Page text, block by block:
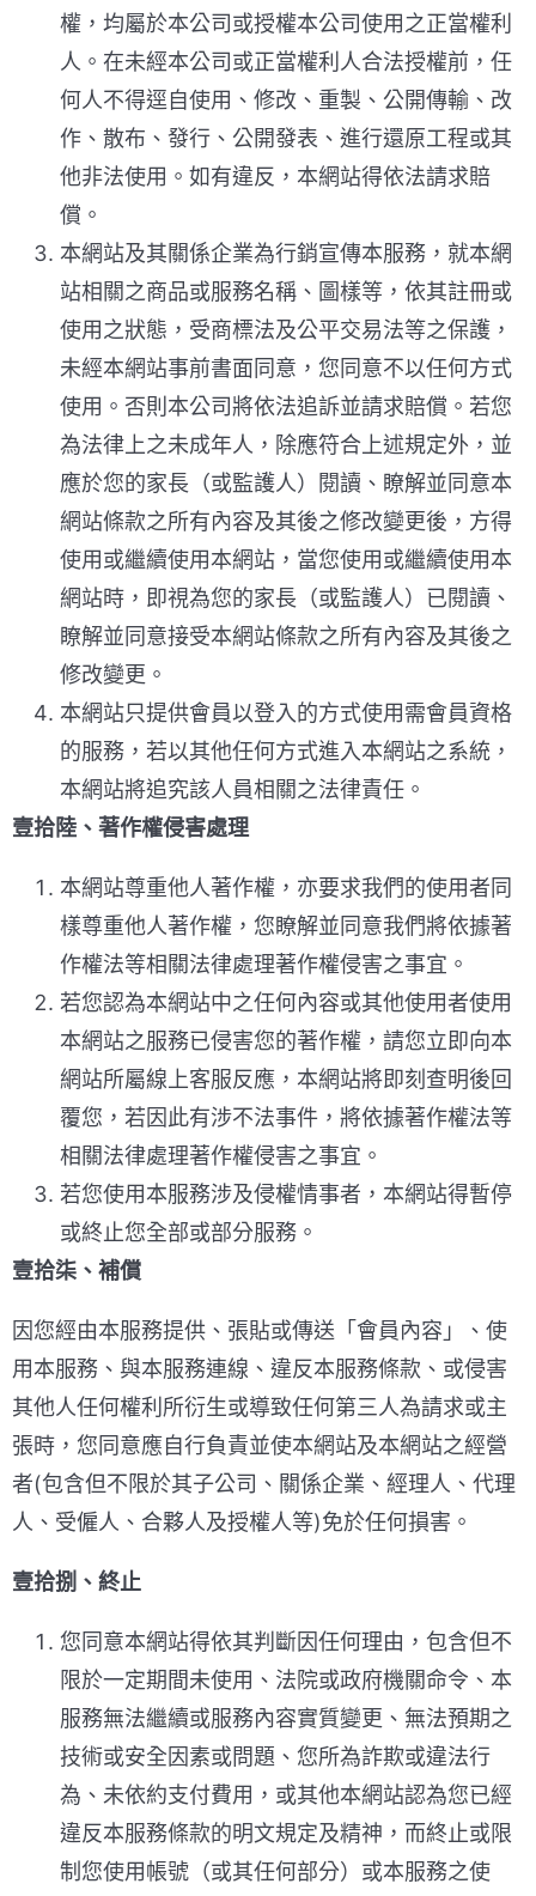
權，均屬於本公司或授權本公司使用之正當權利
人。在未經本公司或正當權利人合法授權前，任
何人不得逕自使用、修改、重製、公開傳輸、改
作、散布、發行、公開發表、進行還原工程或其
他非法使用。如有違反，本網站得依法請求賠
償。
本網站及其關係企業為行銷宣傳本服務，就本網
站相關之商品或服務名稱、圖樣等，依其註冊或
使用之狀態，受商標法及公平交易法等之保護，
未經本網站事前書面同意，您同意不以任何方式
使用。否則本公司將依法追訴並請求賠償。若您
為法律上之未成年人，除應符合上述規定外，並
應於您的家長（或監護人）閱讀、瞭解並同意本
網站條款之所有內容及其後之修改變更後，方得
使用或繼續使用本網站，當您使用或繼續使用本
網站時，即視為您的家長（或監護人）已閱讀、
瞭解並同意接受本網站條款之所有內容及其後之
修改變更。
本網站只提供會員以登入的方式使用需會員資格
的服務，若以其他任何方式進入本網站之系統，
本網站將追究該人員相關之法律責任。
壹拾陸、著作權侵害處理
本網站尊重他人著作權，亦要求我們的使用者同
樣尊重他人著作權，您瞭解並同意我們將依據著
作權法等相關法律處理著作權侵害之事宜。
若您認為本網站中之任何內容或其他使用者使用
本網站之服務已侵害您的著作權，請您立即向本
網站所屬線上客服反應，本網站將即刻查明後回
覆您，若因此有涉不法事件，將依據著作權法等
相關法律處理著作權侵害之事宜。
若您使用本服務涉及侵權情事者，本網站得暫停
或終止您全部或部分服務。
壹拾柒、補償
因您經由本服務提供、張貼或傳送「會員內容」、使
用本服務、與本服務連線、違反本服務條款、或侵害
其他人任何權利所衍生或導致任何第三人為請求或主
張時，您同意應自行負責並使本網站及本網站之經營
者(包含但不限於其子公司、關係企業、經理人、代理
人、受僱人、合夥人及授權人等)免於任何損害。
壹拾捌、終止
您同意本網站得依其判斷因任何理由，包含但不
限於一定期間未使用、法院或政府機關命令、本
服務無法繼續或服務內容實質變更、無法預期之
技術或安全因素或問題、您所為詐欺或違法行
為、未依約支付費用，或其他本網站認為您已經
違反本服務條款的明文規定及精神，而終止或限
制您使用帳號（或其任何部分）或本服務之使